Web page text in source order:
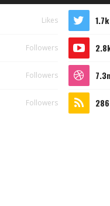
Likes 1.7k
Followers
Followers
Followers 286